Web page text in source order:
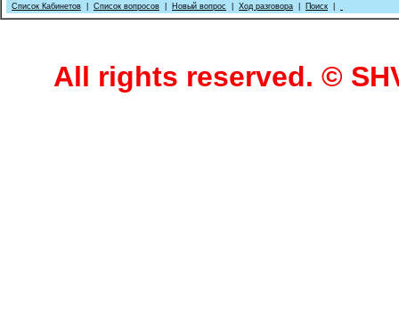
Список Кабинетов Список вопросов Новый вопрос Ход разговора Поиск
All rights reserved. ©